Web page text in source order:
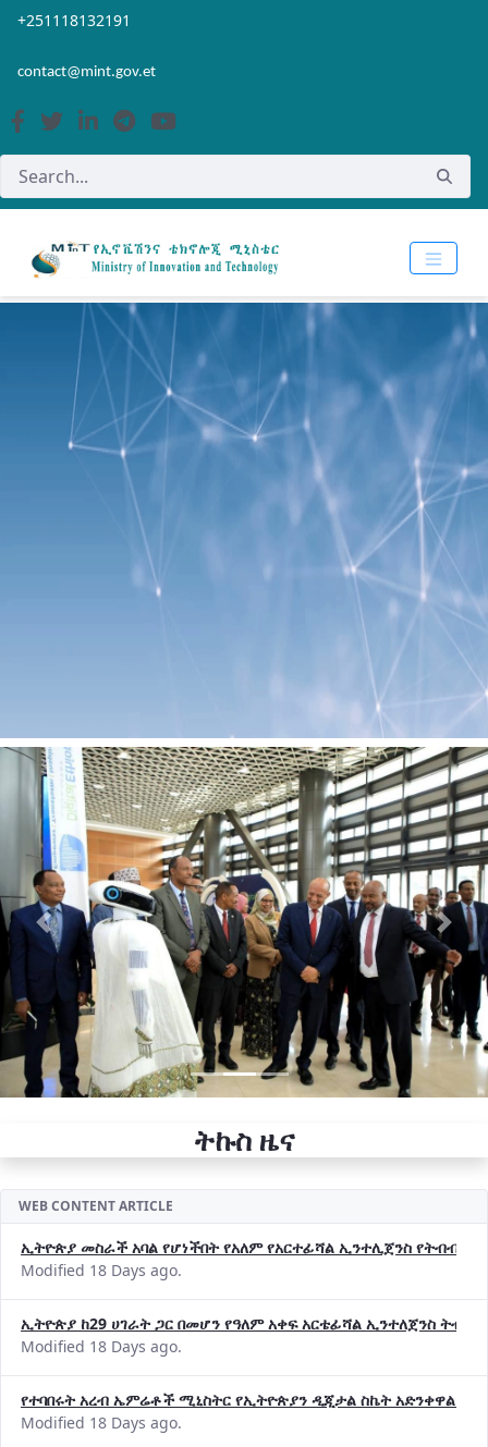
Skip to Main Content
Open Accessibility Menu
+251118132191
contact@mint.gov.et
Previous Next
ትኩስ ዜና
WEB CONTENT ARTICLE
ኢትዮጵያ መስራች አባል የሆነችበት የአለም የአርተፊሻል ኢንተሊጀንስ የትብብር
Modified 18 Days ago.
ኢትዮጵያ ከ29 ሀገራት ጋር በመሆን የዓለም አቀፍ አርቴፊሻል ኢንተለጀንስ
Modified 18 Days ago.
የተባበሩት አረብ ኤምሬቶች ሚኒስትር የኢትዮጵያን ዲጂታል ስኬት አድንቀዋል
Modified 18 Days ago.